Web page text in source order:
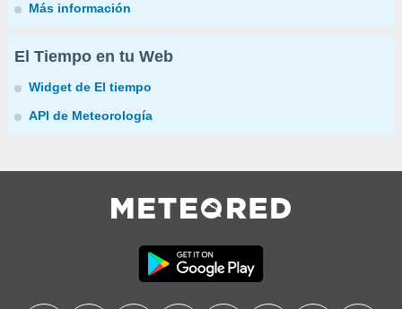
Más información
El Tiempo en tu Web
Widget de El tiempo
API de Meteorología